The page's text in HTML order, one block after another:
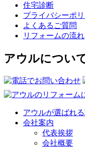
住宅診断
プライバシーポ
よくあるご質問
リフォームの流れ
アウルについ
アウルが選ばれ
会社案内
代表挨拶
会社概要